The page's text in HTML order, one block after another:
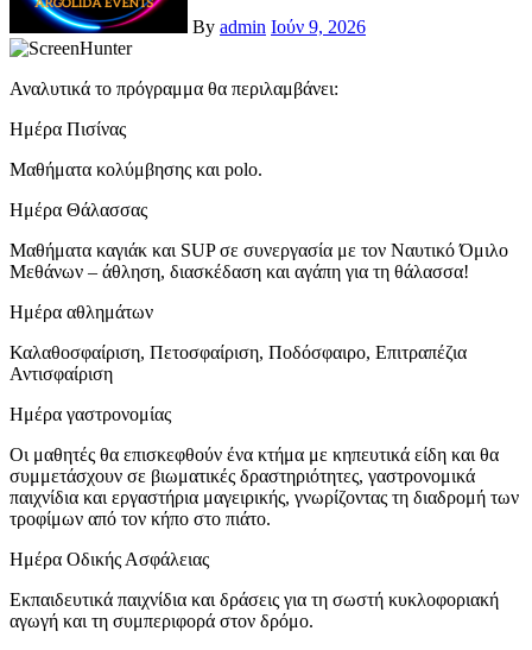
By admin Ιούν 9, 2026
Αναλυτικά το πρόγραμμα θα περιλαμβάνει:
Ημέρα Πισίνας
Μαθήματα κολύμβησης και polo.
Ημέρα Θάλασσας
Μαθήματα καγιάκ και SUP σε συνεργασία με τον Ναυτικό Όμιλο
Μεθάνων – άθληση, διασκέδαση και αγάπη για τη θάλασσα!
Ημέρα αθλημάτων
Καλαθοσφαίριση, Πετοσφαίριση, Ποδόσφαιρο, Επιτραπέζια
Αντισφαίριση
Ημέρα γαστρονομίας
Οι μαθητές θα επισκεφθούν ένα κτήμα με κηπευτικά είδη και θα
συμμετάσχουν σε βιωματικές δραστηριότητες, γαστρονομικά
παιχνίδια και εργαστήρια μαγειρικής, γνωρίζοντας τη διαδρομή των
τροφίμων από τον κήπο στο πιάτο.
Ημέρα Οδικής Ασφάλειας
Εκπαιδευτικά παιχνίδια και δράσεις για τη σωστή κυκλοφοριακή
αγωγή και τη συμπεριφορά στον δρόμο.